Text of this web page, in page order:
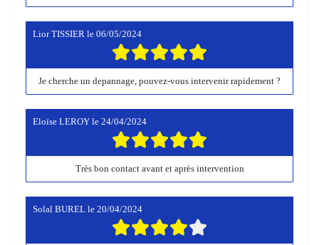
Lior TISSIER le 06/05/2024
Je cherche un depannage, pouvez-vous intervenir rapidement ?
Eloïse LEROY le 24/04/2024
Très bon contact avant et après intervention
Solal BUREL le 20/04/2024